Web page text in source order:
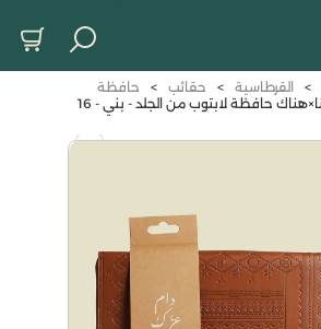
> القرطاسية > حقائب >
حافظة
شبابنا×هناك حافظة لابتوب من الجلد - بني - 16